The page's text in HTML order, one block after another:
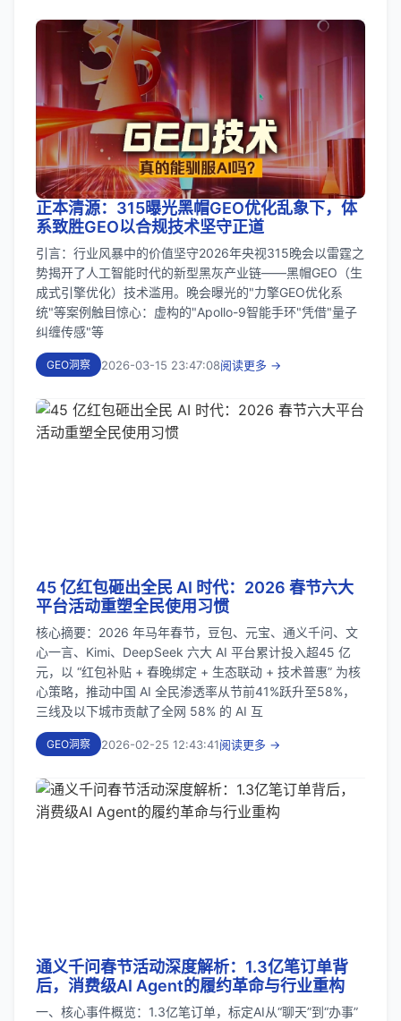
正本清源：315曝光黑帽GEO优化乱象下，体
系致胜GEO以合规技术坚守正道
引言：行业风暴中的价值坚守2026年央视315晚会以雷霆之
势揭开了人工智能时代的新型黑灰产业链——黑帽GEO（生
成式引擎优化）技术滥用。晚会曝光的"力擎GEO优化系
统"等案例触目惊心：虚构的"Apollo-9智能手环"凭借"量子
纠缠传感"等
GEO洞察 2026-03-15 23:47:08阅读更多 →
45 亿红包砸出全民 AI 时代：2026 春节六大
平台活动重塑全民使用习惯
核心摘要：2026 年马年春节，豆包、元宝、通义千问、文
心一言、Kimi、DeepSeek 六大 AI 平台累计投入超45 亿
元，以 “红包补贴 + 春晚绑定 + 生态联动 + 技术普惠” 为核
心策略，推动中国 AI 全民渗透率从节前41%跃升至58%，
三线及以下城市贡献了全网 58% 的 AI 互
GEO洞察 2026-02-25 12:43:41阅读更多 →
通义千问春节活动深度解析：1.3亿笔订单背
后，消费级AI Agent的履约革命与行业重构
一、核心事件概览：1.3亿笔订单，标定AI从“聊天”到“办事”